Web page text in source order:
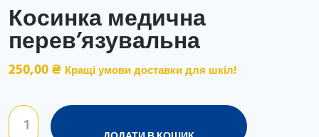
Косинка медична
перев’язувальна
250,00₴ Кращі умови доставки для шкіл!